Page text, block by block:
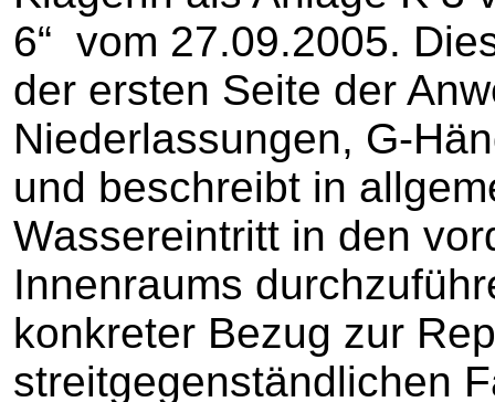
6“ vom 27.09.2005.
der ersten Seite der
Niederlassungen, G-
und beschreibt in
Wassereintritt in den
Innenraums
konkreter Bezug zur
streitgegenständlichen